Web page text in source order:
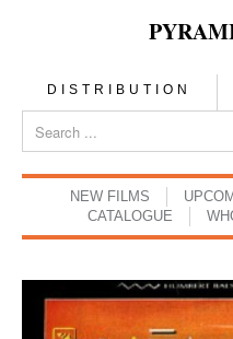
DISTRIBUTION
NEW FILMS
CATALOGUE